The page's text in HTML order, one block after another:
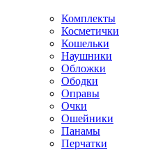
Комплекты
Косметички
Кошельки
Наушники
Обложки
Ободки
Оправы
Очки
Ошейники
Панамы
Перчатки